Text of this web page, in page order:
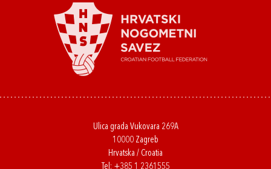
Ulica grada Vukovara 269A
10000 Zagreb
Hrvatska / Croatia
Tel: +385 1 2361555